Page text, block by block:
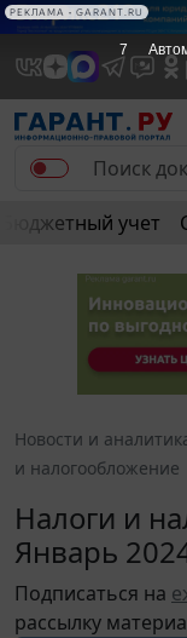
РЕКЛАМА
Бюджетный учет
Новости и
и налогообложение
Налоги и
Январь
Подписаться на
рассылку
7
РЕКЛАМА • GARANT.RU